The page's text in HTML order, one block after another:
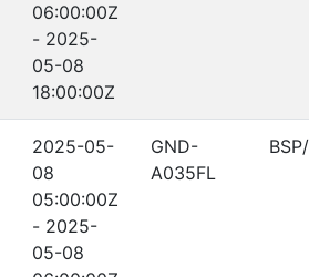
06:00:00Z
- 2025-
05-08
18:00:00Z
2025-05-
08
05:00:00Z
- 2025-
05-08
GND-
A035FL